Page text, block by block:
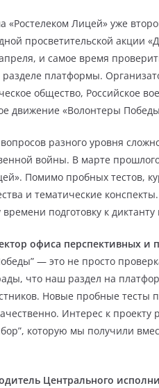
«Ростелеком Лицей» уже
просветительской акции
апреля, и самое время
платформы.
общество, Российское
движение «Волонтеры
разного уровня
войны. В марте
Помимо пробных тестов,
и тематические
подготовку к
офиса перспективных и
— это не просто
что наш раздел на
Новые пробные тесты
Интерес к проекту
которую мы получили
Центрального